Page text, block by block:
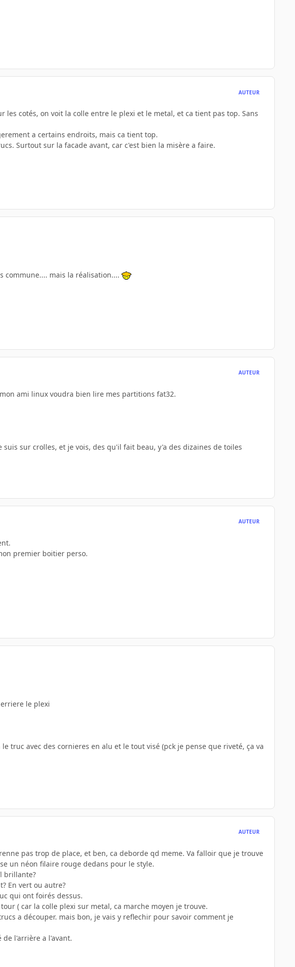
AUTEUR
les cotés, on voit la colle entre le plexi et le metal, et ca tient pas top. Sans
a certains endroits, mais ca tient top.
Surtout sur la facade avant, car c'est bien la misère a faire.
commune.... mais la réalisation....
AUTEUR
ami linux voudra bien lire mes partitions fat32.
sur crolles, et je vois, des qu'il fait beau, y'a des dizaines de toiles
AUTEUR
premier boitier perso.
le plexi
truc avec des cornieres en alu et le tout visé (pck je pense que riveté, ça va
AUTEUR
pas trop de place, et ben, ca deborde qd meme. Va falloir que je trouve
un néon filaire rouge dedans pour le style.
brillante?
En vert ou autre?
qui ont foirés dessus.
( car la colle plexi sur metal, ca marche moyen je trouve.
a découper. mais bon, je vais y reflechir pour savoir comment je
l'arrière a l'avant.